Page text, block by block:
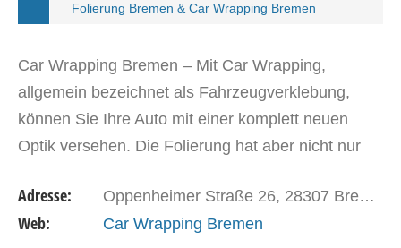
Folierung Bremen & Car Wrapping Bremen
Car Wrapping Bremen – Mit Car Wrapping,
allgemein bezeichnet als Fahrzeugverklebung,
können Sie Ihre Auto mit einer komplett neuen
Optik versehen. Die Folierung hat aber nicht nur
Lack vor Kratzern…
Adresse: Oppenheimer Straße 26, 28307 Bremen
Web: Car Wrapping Bremen